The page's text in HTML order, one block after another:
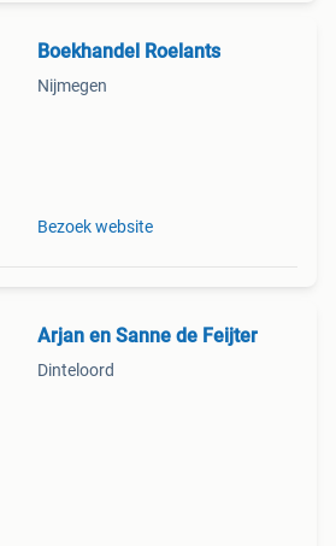
Boekhandel Roelants
Nijmegen
Bezoek website
Arjan en Sanne de Feijter
Dinteloord